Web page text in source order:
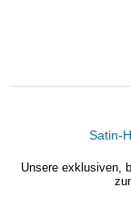
Satin-
Unsere exklusiven,